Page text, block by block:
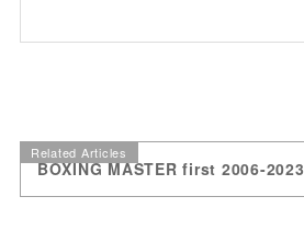
Related Articles
BOXING MASTER first 2006-2023